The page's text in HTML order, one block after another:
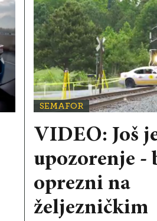
SEMAFOR
VIDEO: Još
upozorenje -
oprezni na
željezničkim